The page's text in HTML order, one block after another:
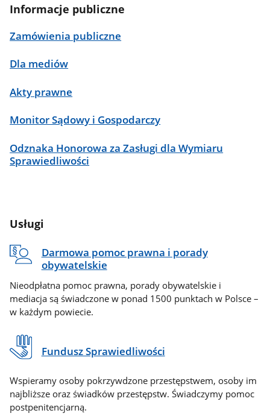
Informacje publiczne
Zamówienia publiczne
Dla mediów
Akty prawne
Monitor Sądowy i Gospodarczy
Odznaka Honorowa za Zasługi dla Wymiaru
Sprawiedliwości
Usługi
Darmowa pomoc prawna i porady
obywatelskie
Nieodpłatna pomoc prawna, porady obywatelskie i
mediacja są świadczone w ponad 1500 punktach w Polsce –
w każdym powiecie.
Fundusz Sprawiedliwości
Wspieramy osoby pokrzywdzone przestępstwem, osoby im
najbliższe oraz świadków przestępstw. Świadczymy pomoc
postpenitencjarną.